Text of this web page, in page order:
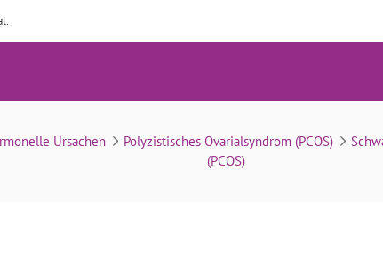
Wirkmechanismus von Metformin
0
Ursachen Polyzistisches Ovarialsyndrom (PCOS)
(PCOS)